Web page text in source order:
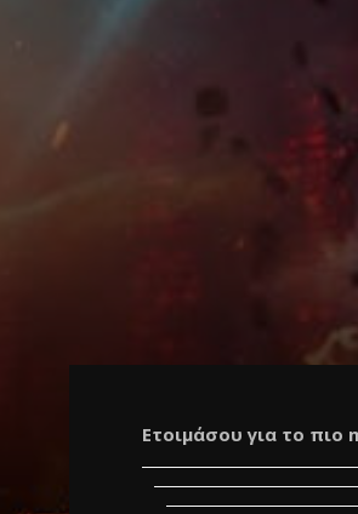
Ετοιμάσου για το πιο